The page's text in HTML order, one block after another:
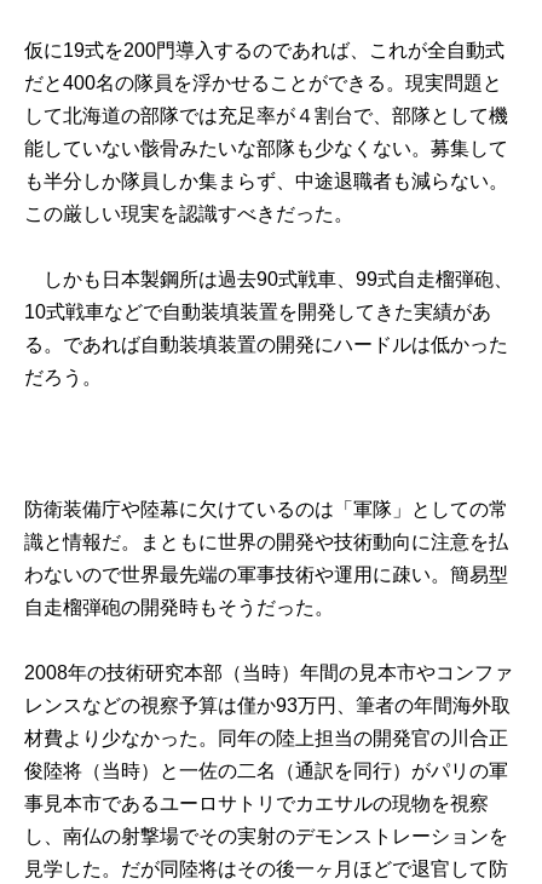
仮に19式を200門導入するのであれば、これが全自動式
だと400名の隊員を浮かせることができる。現実問題と
して北海道の部隊では充足率が４割台で、部隊として機
能していない骸骨みたいな部隊も少なくない。募集して
も半分しか隊員しか集まらず、中途退職者も減らない。
この厳しい現実を認識すべきだった。
しかも日本製鋼所は過去90式戦車、99式自走榴弾砲、
10式戦車などで自動装填装置を開発してきた実績があ
る。であれば自動装填装置の開発にハードルは低かった
だろう。
防衛装備庁や陸幕に欠けているのは「軍隊」としての常
識と情報だ。まともに世界の開発や技術動向に注意を払
わないので世界最先端の軍事技術や運用に疎い。簡易型
自走榴弾砲の開発時もそうだった。
2008年の技術研究本部（当時）年間の見本市やコンファ
レンスなどの視察予算は僅か93万円、筆者の年間海外取
材費より少なかった。同年の陸上担当の開発官の川合正
俊陸将（当時）と一佐の二名（通訳を同行）がパリの軍
事見本市であるユーロサトリでカエサルの現物を視察
し、南仏の射撃場でその実射のデモンストレーションを
見学した。だが同陸将はその後一ヶ月ほどで退官して防